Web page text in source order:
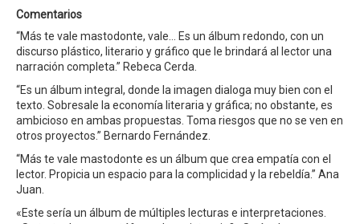
Comentarios
“Más te vale mastodonte, vale… Es un álbum redondo, con un
discurso plástico, literario y gráfico que le brindará al lector una
narración completa.” Rebeca Cerda.
“Es un álbum integral, donde la imagen dialoga muy bien con el
texto. Sobresale la economía literaria y gráfica; no obstante, es
ambicioso en ambas propuestas. Toma riesgos que no se ven en
otros proyectos.” Bernardo Fernández.
“Más te vale mastodonte es un álbum que crea empatía con el
lector. Propicia un espacio para la complicidad y la rebeldía.” Ana
Juan.
«Este sería un álbum de múltiples lecturas e interpretaciones.